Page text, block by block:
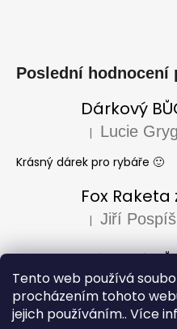
Tento web používá
procházením tohoto
jejich používáním.. Více
Poslední hodnocení
Dárkový
Hodnocení
| Lucie
Krásný dárek pro rybáře 🙂
Hodnocení
| Jiří
Dárkový
Hodnocení
| Laura
Dárek pro dědu k